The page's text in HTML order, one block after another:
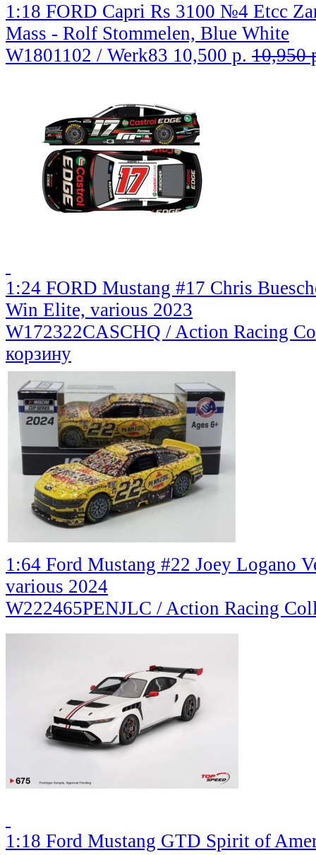
1:18 FORD Capri Rs 3100 №4 Etcc
Mass - Rolf Stommelen, Blue White
W1801102 / Werk83 10,500 р. 10,950
1:24 FORD Mustang #17 Chris
Win Elite, various 2023
W172322CASCHQ / Action Racing
корзину
1:64 Ford Mustang #22 Joey Logano
various 2024
W222465PENJLC / Action Racing
1:18 Ford Mustang GTD Spirit of